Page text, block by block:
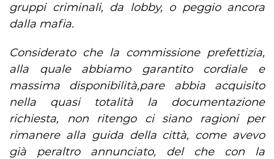
gruppi criminali, da lobby, o peggio ancora
dalla mafia.
Considerato che la commissione prefettizia,
alla quale abbiamo garantito cordiale e
massima disponibilità,pare abbia acquisito
nella quasi totalità la documentazione
richiesta, non ritengo ci siano ragioni per
rimanere alla guida della città, come avevo
già peraltro annunciato, del che con la